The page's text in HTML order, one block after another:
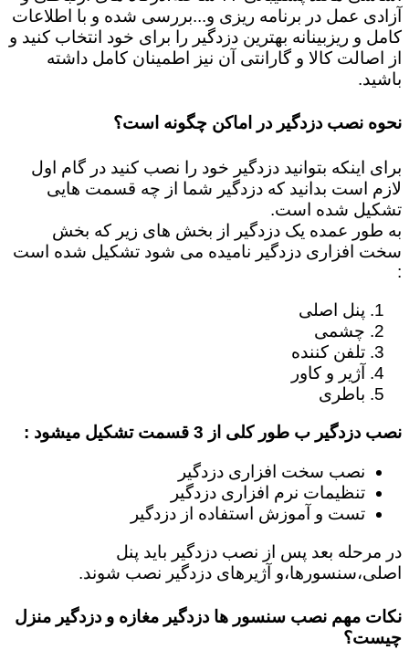
آزادی عمل در برنامه ریزی و...بررسی شده و با اطلاعات
کامل و ریزبینانه بهترین دزدگیر را برای خود انتخاب کنید و
از اصالت کالا و گارانتی آن نیز اطمینان کامل داشته
باشید.
نحوه نصب دزدگیر در اماکن چگونه است؟
برای اینکه بتوانید دزدگیر خود را نصب کنید در گام اول
لازم است بدانید که دزدگیر شما از چه قسمت هایی
تشکیل شده است.
به طور عمده یک دزدگیر از بخش های زیر که بخش
سخت افزاری دزدگیر نامیده می شود تشکیل شده است
:
پنل اصلی
چشمی
تلفن کننده
آژیر و کاور
باطری
نصب دزدگیر ب طور کلی از 3 قسمت تشکیل میشود :
نصب سخت افزاری دزدگیر
تنظیمات نرم افزاری دزدگیر
تست و آموزش استفاده از دزدگیر
در مرحله بعد پس از نصب دزدگیر باید پنل
اصلی،سنسورها،و آژیرهای دزدگیر نصب شوند.
نکات مهم نصب سنسور ها دزدگیر مغازه و دزدگیر منزل
چیست؟